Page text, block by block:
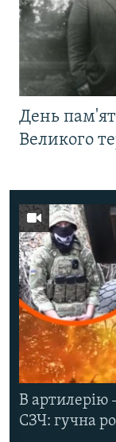
День
Великого
В артилерію
СЗЧ: гучна